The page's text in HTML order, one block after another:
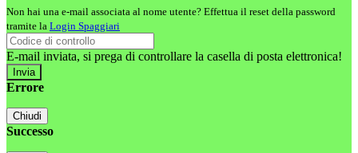
Non hai una e-mail associata al nome utente? Effettua il reset della password
tramite la Login Spaggiari
E-mail inviata, si prega di controllare la casella di posta elettronica!
Errore
Chiudi
Successo